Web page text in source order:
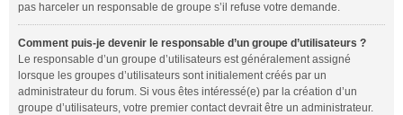
pas harceler un responsable de groupe s’il refuse votre demande.
Comment puis-je devenir le responsable d’un groupe d’utilisateurs ?
Le responsable d’un groupe d’utilisateurs est généralement assigné
lorsque les groupes d’utilisateurs sont initialement créés par un
administrateur du forum. Si vous êtes intéressé(e) par la création d’un
groupe d’utilisateurs, votre premier contact devrait être un administrateur.